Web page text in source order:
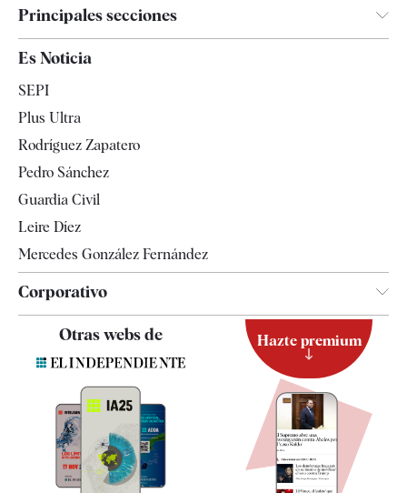
Principales secciones
España
Televisión
Es Noticia
SEPI
Plus Ultra
Rodríguez Zapatero
Pedro Sánchez
Guardia Civil
Leire Díez
Mercedes González Fernández
Corporativo
Contacto
Quiénes somos
Especificaciones
Otras webs de Hazte premium